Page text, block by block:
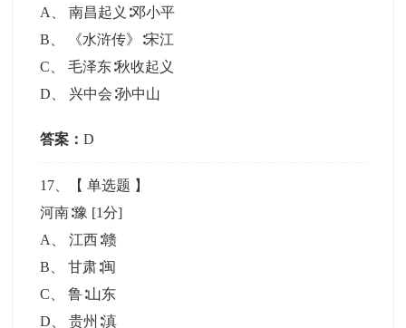
A
、南昌起义∶邓小平
B
《水浒传》∶宋江
C 、毛泽东∶秋收起义
D
兴中会∶孙中山
答案：D
17 、【单选题 】
河南∶豫 [1分]
A
、江西∶赣
B 、甘肃∶闽
C 、鲁∶山东
D 、贵州∶滇